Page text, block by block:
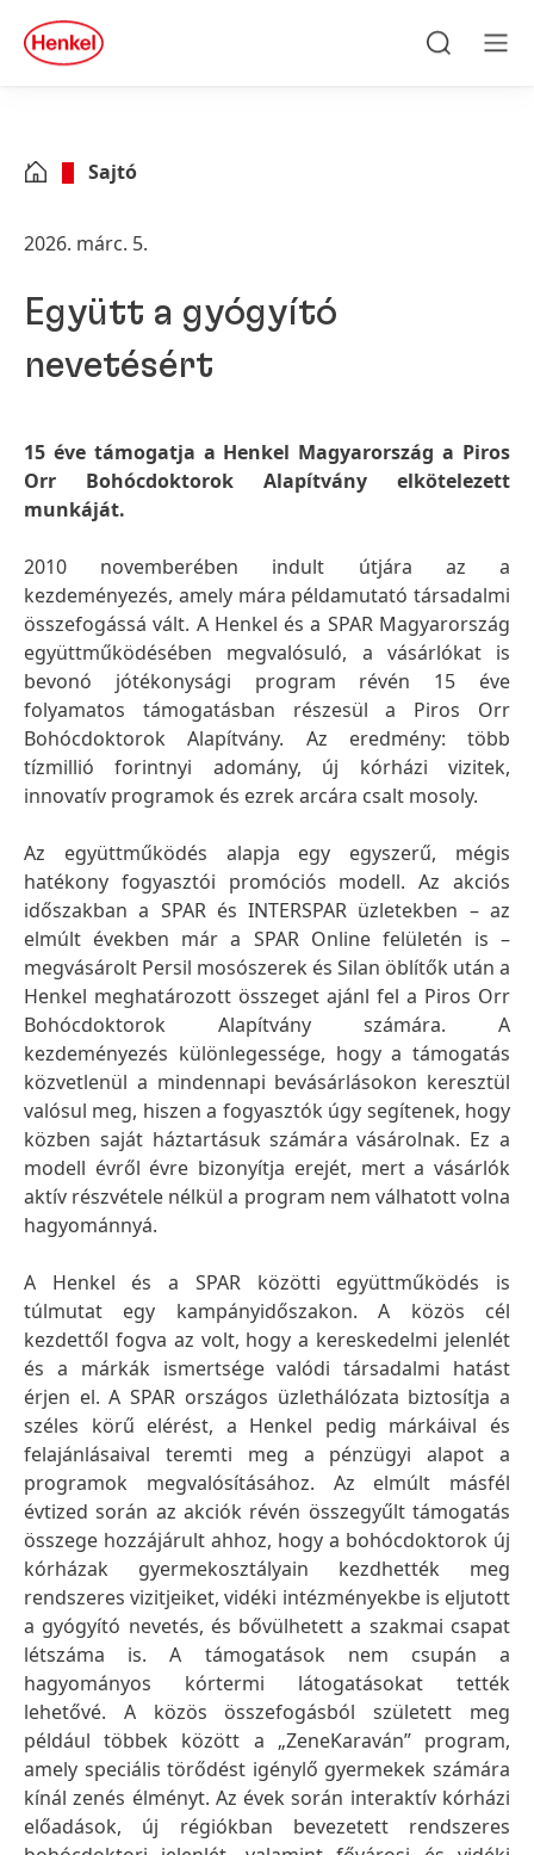
Skip to footer
quick
search
Sajtó
2026. márc. 5.
Együtt a gyógyító
nevetésért
15 éve támogatja a Henkel Magyarország a Piros
Orr Bohócdoktorok Alapítvány elkötelezett
munkáját.
2010 novemberében indult útjára az a
kezdeményezés, amely mára példamutató társadalmi
összefogássá vált. A Henkel és a SPAR Magyarország
együttműködésében megvalósuló, a vásárlókat is
bevonó jótékonysági program révén 15 éve
folyamatos támogatásban részesül a Piros Orr
Bohócdoktorok Alapítvány. Az eredmény: több
tízmillió forintnyi adomány, új kórházi vizitek,
innovatív programok és ezrek arcára csalt mosoly.
Az együttműködés alapja egy egyszerű, mégis
hatékony fogyasztói promóciós modell. Az akciós
időszakban a SPAR és INTERSPAR üzletekben – az
elmúlt években már a SPAR Online felületén is –
megvásárolt Persil mosószerek és Silan öblítők után a
Henkel meghatározott összeget ajánl fel a Piros Orr
Bohócdoktorok Alapítvány számára. A
kezdeményezés különlegessége, hogy a támogatás
közvetlenül a mindennapi bevásárlásokon keresztül
valósul meg, hiszen a fogyasztók úgy segítenek, hogy
közben saját háztartásuk számára vásárolnak. Ez a
modell évről évre bizonyítja erejét, mert a vásárlók
aktív részvétele nélkül a program nem válhatott volna
hagyománnyá.
A Henkel és a SPAR közötti együttműködés is
túlmutat egy kampányidőszakon. A közös cél
kezdettől fogva az volt, hogy a kereskedelmi jelenlét
és a márkák ismertsége valódi társadalmi hatást
érjen el. A SPAR országos üzlethálózata biztosítja a
széles körű elérést, a Henkel pedig márkáival és
felajánlásaival teremti meg a pénzügyi alapot a
programok megvalósításához. Az elmúlt másfél
évtized során az akciók révén összegyűlt támogatás
összege hozzájárult ahhoz, hogy a bohócdoktorok új
kórházak gyermekosztályain kezdhették meg
rendszeres vizitjeiket, vidéki intézményekbe is eljutott
a gyógyító nevetés, és bővülhetett a szakmai csapat
létszáma is. A támogatások nem csupán a
hagyományos kórtermi látogatásokat tették
lehetővé. A közös összefogásból született meg
például többek között a „ZeneKaraván” program,
amely speciális törődést igénylő gyermekek számára
kínál zenés élményt. Az évek során interaktív kórházi
előadások, új régiókban bevezetett rendszeres